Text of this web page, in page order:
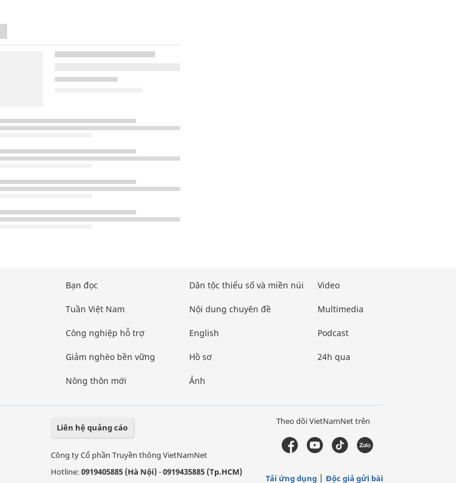
Bạn đọc
Tuần Việt Nam
Công nghiệp hỗ trợ
Giảm nghèo bền vững
Nông thôn mới
Dân tộc thiểu số và miền núi
Nội dung chuyên đề
English
Hồ sơ
Ảnh
Video
Multimedia
Podcast
24h qua
Liên hệ quảng cáo
Công ty Cổ phần Truyền thông VietNamNet
Hotline: 0919405885 (Hà Nội)-0919435885 (Tp.HCM)
Theo dõi VietNamNet trên
Tải ứng dụng Độc giả gửi bài